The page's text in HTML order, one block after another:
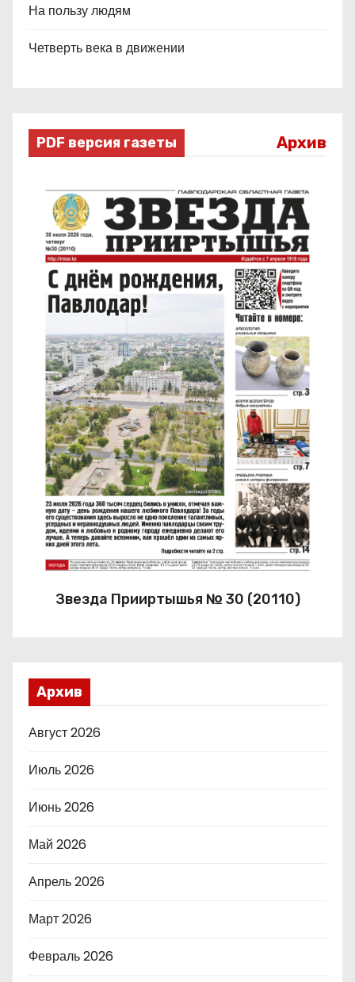
На пользу людям
Четверть века в движении
PDF версия газеты Архив
Звезда Прииртышья № 30 (20110)
Архив
Август 2026
Июль 2026
Июнь 2026
Май 2026
Апрель 2026
Март 2026
Февраль 2026